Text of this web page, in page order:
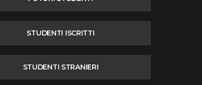
STUDENTI ISCRITTI
STUDENTI STRANIERI